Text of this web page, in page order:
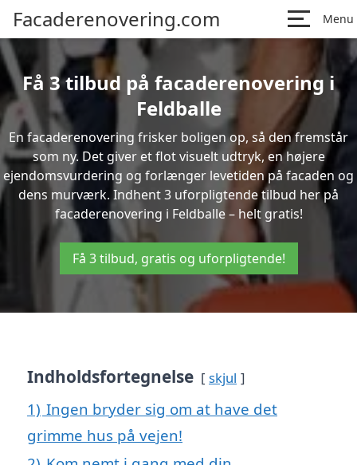
Facaderenovering.com Menu
Få 3 tilbud på facaderenovering i
Feldballe
En facaderenovering frisker boligen op, så den fremstår
som ny. Det giver et flot visuelt udtryk, en højere
ejendomsvurdering og forlænger levetiden på facaden og
dens murværk. Indhent 3 uforpligtende tilbud her på
facaderenovering i Feldballe – helt gratis!
Få 3 tilbud, gratis og uforpligtende!
Indholdsfortegnelse skjul
1) Ingen bryder sig om at have det
grimme hus på vejen!